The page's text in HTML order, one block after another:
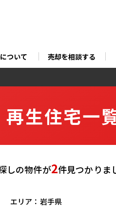
ついて 売却を相談する
再生住宅一
しの物件が2件見つかりま
エリア： 岩手県